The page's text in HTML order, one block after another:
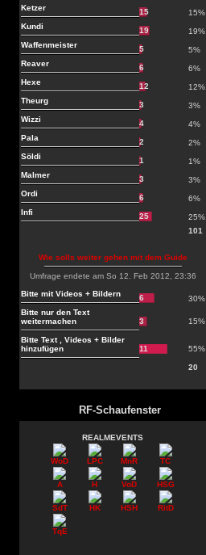
Ketzer 15
15%
Kundi
19
19%
Waffenmeister
5
5%
Reaver
6
6%
Hexe
12
12%
Theurg
3
3%
Wizzi
4
4%
Pala
2
2%
Söldi
1
1%
Malmer
3
3%
Ordi
6
6%
Infi
25
25%
101
Wie solls weiter gehen mit dem Guide
Umfrage endete am So 12. Feb 2012, 23:36
Bitte mit Videos + Bildern
6
30%
Bitte nur den Text
weitermachen
3 15%
Bitte Text , Videos + Bilder
hinzufügen
11 55%
20
RF-Schaufenster
REALMEVENTS
WoD LPC MnR TC
A H VoD HSG
SdT HK HSH RitD
TqE